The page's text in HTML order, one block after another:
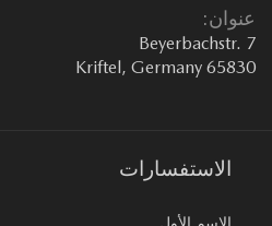
65830 Kriftel,
الاستفسارات